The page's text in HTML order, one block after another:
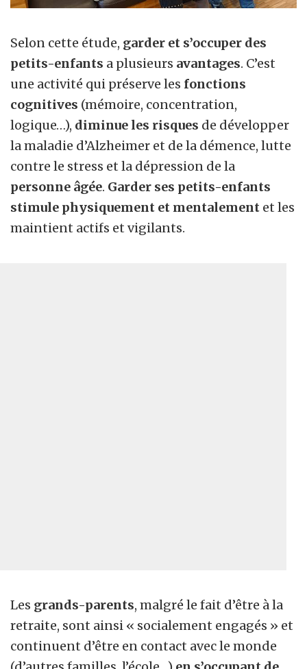
Selon cette étude, garder et s’occuper des
petits-enfants a plusieurs avantages. C’est
une activité qui préserve les fonctions
cognitives (mémoire, concentration,
logique…), diminue les risques de développer
la maladie d’Alzheimer et de la démence, lutte
contre le stress et la dépression de la
personne âgée. Garder ses petits-enfants
stimule physiquement et mentalement et les
maintient actifs et vigilants.
Les grands-parents, malgré le fait d’être à la
retraite, sont ainsi « socialement engagés » et
continuent d’être en contact avec le monde